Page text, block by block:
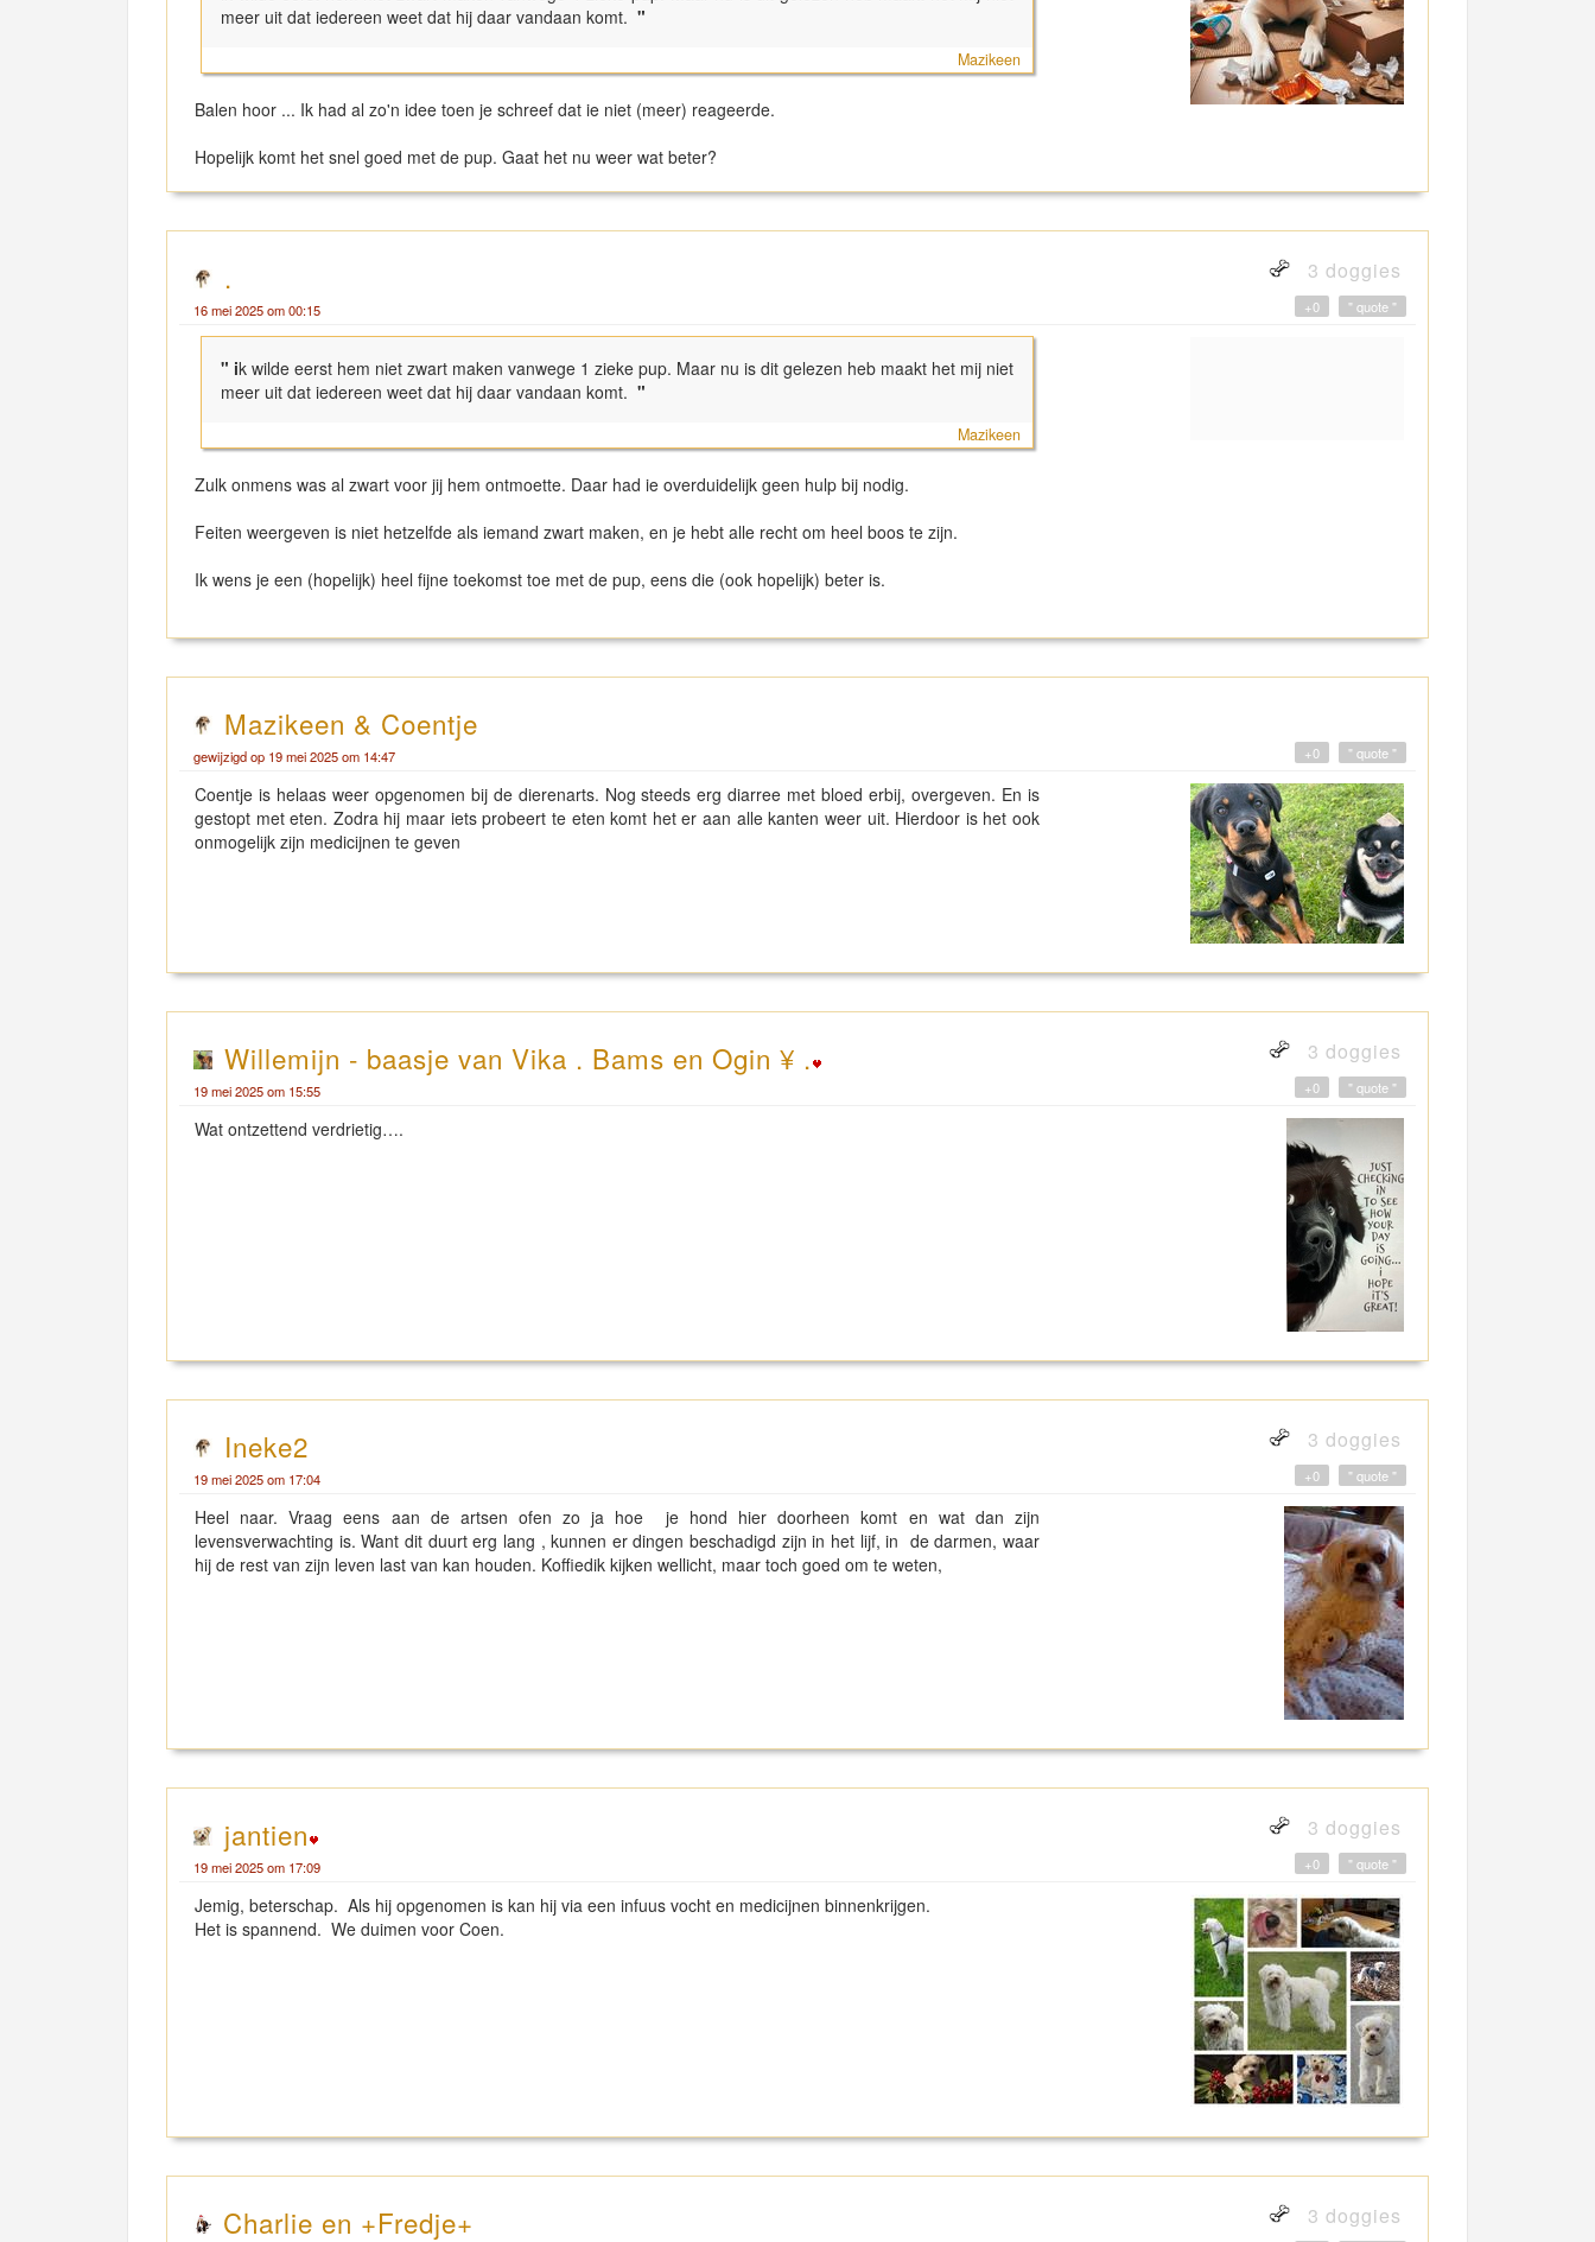
meer uit dat iedereen weet dat hij daar vandaan komt. "
Mazikeen
Balen hoor ... Ik had al zo'n idee toen je schreef dat ie niet (meer) reageerde.
Hopelijk komt het snel goed met de pup. Gaat het nu weer wat beter?
. 3 doggies
16 mei 2025 om 00:15 " quote "
+0
" ik wilde eerst hem niet zwart maken vanwege 1 zieke pup. Maar nu is dit gelezen heb maakt het mij niet
meer uit dat iedereen weet dat hij daar vandaan komt. "
Mazikeen
Zulk onmens was al zwart voor jij hem ontmoette. Daar had ie overduidelijk geen hulp bij nodig.
Feiten weergeven is niet hetzelfde als iemand zwart maken, en je hebt alle recht om heel boos te zijn.
Ik wens je een (hopelijk) heel fijne toekomst toe met de pup, eens die (ook hopelijk) beter is.
Mazikeen & Coentje
gewijzigd op 19 mei 2025 om 14:47 " quote "
+0
Coentje is helaas weer opgenomen bij de dierenarts. Nog steeds erg diarree met bloed erbij, overgeven. En is
gestopt met eten. Zodra hij maar iets probeert te eten komt het er aan alle kanten weer uit. Hierdoor is het ook
onmogelijk zijn medicijnen te geven
Willemijn - baasje van Vika . Bams en Ogin ¥ . 3 doggies
19 mei 2025 om 15:55 " quote "
+0
Wat ontzettend verdrietig….
Ineke2 3 doggies
19 mei 2025 om 17:04 " quote "
+0
Heel naar. Vraag eens aan de artsen ofen zo ja hoe je hond hier doorheen komt en wat dan zijn
levensverwachting is. Want dit duurt erg lang , kunnen er dingen beschadigd zijn in het lijf, in de darmen, waar
hij de rest van zijn leven last van kan houden. Koffiedik kijken wellicht, maar toch goed om te weten,
jantien 3 doggies
19 mei 2025 om 17:09 " quote "
+0
Jemig, beterschap. Als hij opgenomen is kan hij via een infuus vocht en medicijnen binnenkrijgen.
Het is spannend. We duimen voor Coen.
Charlie en +Fredje+ 3 doggies